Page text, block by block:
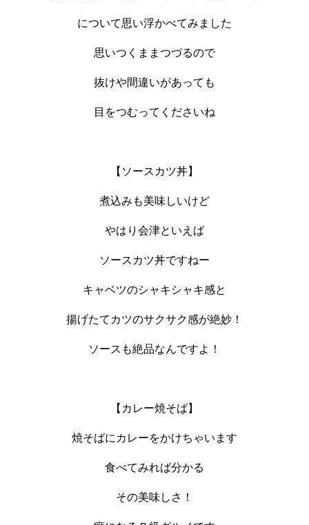
について思い浮かべてみました
思いつくままつづるので
抜けや間違いがあっても
目をつむってくださいね
【ソースカツ丼】
煮込みも美味しいけど
やはり会津といえば
ソースカツ丼ですねー
キャベツのシャキシャキ感と
揚げたてカツのサクサク感が絶妙！
ソースも絶品なんですよ！
【カレー焼そば】
焼そばにカレーをかけちゃいます
食べてみれば分かる
その美味しさ！